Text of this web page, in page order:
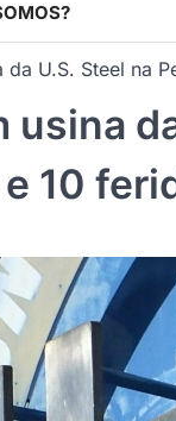
da U.S. Steel na
usina
10